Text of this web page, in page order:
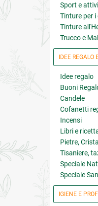
Sport e
Tinture per i
Tinture
Trucco e
IDEE REGALO
Idee regalo
Buoni
Candele
Cofanetti
Incensi
Libri e
Pietre,
Tisaniere,
Speciale
Speciale
IGIENE E